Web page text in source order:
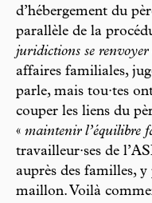
d’hébergement du
parallèle de la
juridictions se renvoyer
affaires familiales,
parle, mais tou·tes
couper les liens du
« maintenir l’équilibre
travailleur·ses de
auprès des familles,
maillon. Voilà